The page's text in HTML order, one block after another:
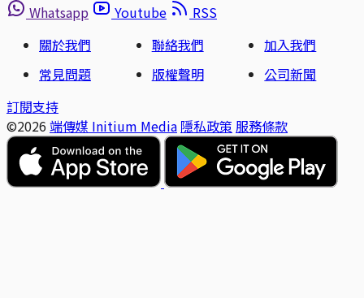
Whatsapp
Youtube
RSS
關於我們
聯絡我們
加入我們
常見問題
版權聲明
公司新聞
訂閱支持
©2026 端傳媒 Initium Media 隱私政策 服務條款